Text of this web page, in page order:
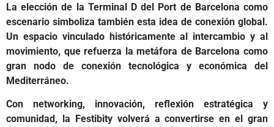
La elección de la Terminal D del Port de Barcelona como
escenario simboliza también esta idea de conexión global.
Un espacio vinculado históricamente al intercambio y al
movimiento, que refuerza la metáfora de Barcelona como
gran nodo de conexión tecnológica y económica del
Mediterráneo.
Con networking, innovación, reflexión estratégica y
comunidad, la Festibity volverá a convertirse en el gran